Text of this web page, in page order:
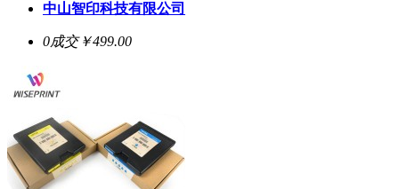
中山智印科技有限公司
0成交￥499.00